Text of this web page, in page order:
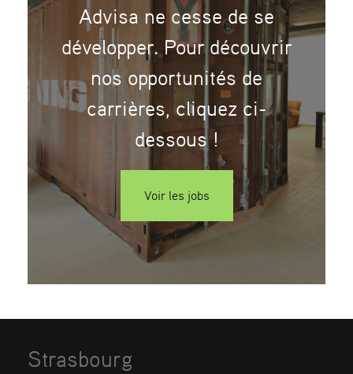
Advisa ne cesse de se
développer. Pour découvrir
nos opportunités de
carrières, cliquez ci-
dessous !
Voir les jobs
Strasbourg